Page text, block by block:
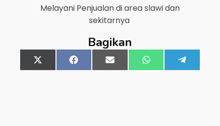
Melayani Penjualan di areaslawidan
sekitarnya
Bagikan
Share
on
X
(Twitter)
Share
on
FacebookShare
on
Email Share
on
WhatsApp
on